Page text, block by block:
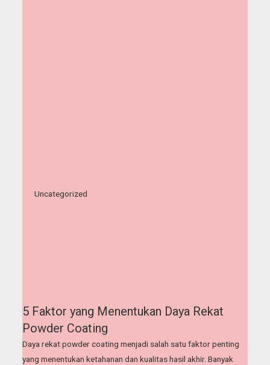
Uncategorized
5 Faktor yang Menentukan Daya Rekat
Powder Coating
Daya rekat powder coating menjadi salah satu faktor penting
yang menentukan ketahanan dan kualitas hasil akhir. Banyak